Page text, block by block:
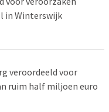
in Winterswijk
veroordeeld voor
ruim half miljoen euro